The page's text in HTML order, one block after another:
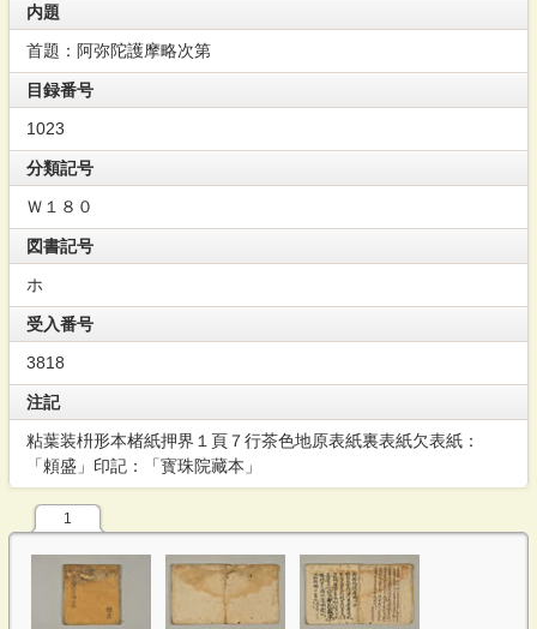
内題
首題：阿弥陀護摩略次第
目録番号
1023
分類記号
Ｗ１８０
図書記号
ホ
受入番号
3818
注記
粘葉装枡形本楮紙押界１頁７行茶色地原表紙裏表紙欠表紙：
「頼盛」印記：「寳珠院藏本」
1